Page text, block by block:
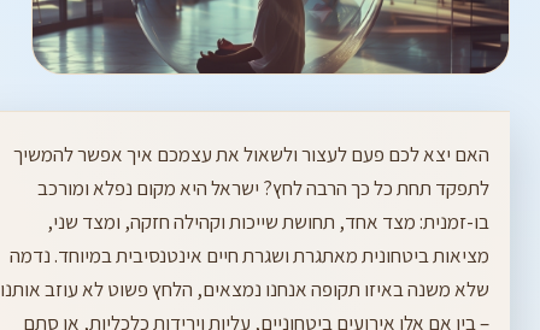
האם יצא לכם פעם לעצור ולשאול את עצמכם איך אפשר להמשיך
לתפקד תחת כל כך הרבה לחץ? ישראל היא מקום נפלא ומורכב
בו-זמנית: מצד אחד, תחושת שייכות וקהילה חזקה, ומצד שני,
מציאות ביטחונית מאתגרת ושגרת חיים אינטנסיבית במיוחד. נדמה
שלא משנה באיזו תקופה אנחנו נמצאים, הלחץ פשוט לא עוזב אותנו
– בין אם אלו אירועים ביטחוניים, עליות וירידות כלכליות, או סתם